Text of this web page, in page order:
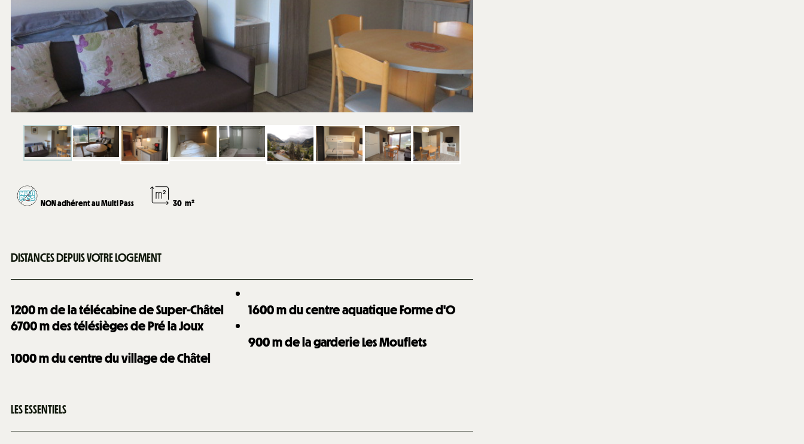
NON adhérent au Multi Pass 30 m²
DISTANCES DEPUIS VOTRE LOGEMENT
1200m de la télécabine de Super-Châtel
6700m des télésièges de Pré la Joux
1000m du centre du village de Châtel
1600m du centre aquatique Forme d'O
900m de la garderie Les Mouflets
LES ESSENTIELS